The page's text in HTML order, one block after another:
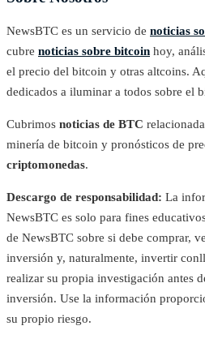
NewsBTC es un servicio de noticias
cubre noticias sobre bitcoin hoy,
el precio del bitcoin y otras altcoins.
dedicados a iluminar a todos sobre el
Cubrimos noticias de BTC
minería de bitcoin y pronósticos de
criptomonedas.
Descargo de responsabilidad: La
NewsBTC es solo para fines
de NewsBTC sobre si debe comprar,
inversión y, naturalmente, invertir
realizar su propia investigación antes
inversión. Use la información
su propio riesgo.